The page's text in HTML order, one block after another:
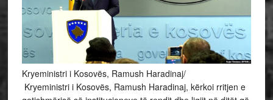
Kryeministri i Kosovës, Ramush Haradinaj/
Kryeministri i Kosovës, Ramush Haradinaj, kërkoi rritjen e